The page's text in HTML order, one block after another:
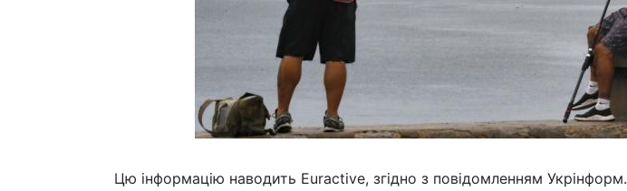
Цю інформацію наводить Euractive, згідно з повідомленням Укрінформ.